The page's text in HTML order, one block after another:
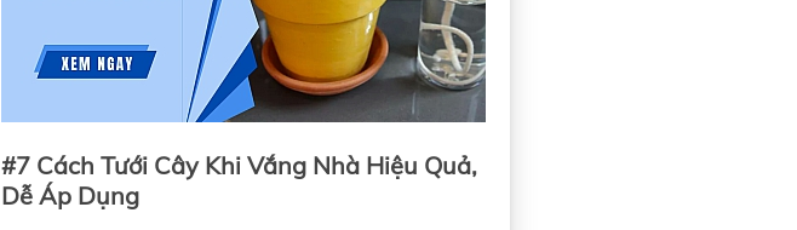
#7 Cách Tưới Cây Khi Vắng Nhà Hiệu Quả,
Dễ Áp Dụng